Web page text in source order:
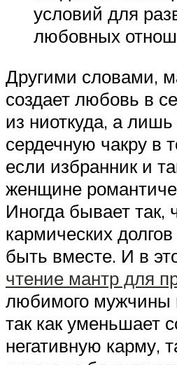
условий для
любовных
Другими словами,
создает любовь в
из ниоткуда, а
сердечную чакру в
если избранник и
женщине
Иногда бывает так,
кармических
быть вместе. И в
чтение мантр для
любимого мужчины
так как уменьшает
негативную карму,